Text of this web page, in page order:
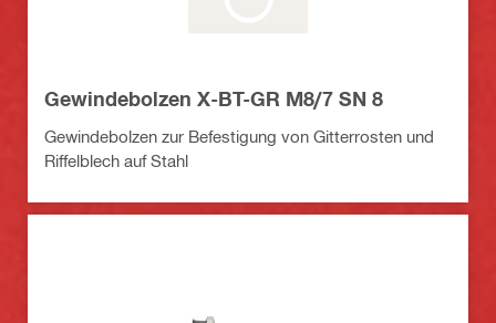
Gewindebolzen X-BT-GR M8/7 SN 8
Gewindebolzen zur Befestigung von Gitterrosten und
Riffelblech auf Stahl